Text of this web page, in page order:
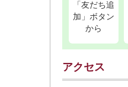
「友だち追
加」ボタン
から
アクセス